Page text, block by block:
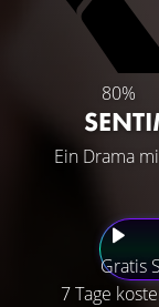
80%
Ein Drama
Gratis
7 Tage